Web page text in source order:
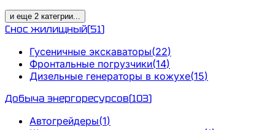
и еще 2 категрии...
Снос жилищный(51)
Гусеничные экскаваторы(22)
Фронтальные погрузчики(14)
Дизельные генераторы в кожухе(15)
Добыча энергоресурсов(103)
Автогрейдеры(1)